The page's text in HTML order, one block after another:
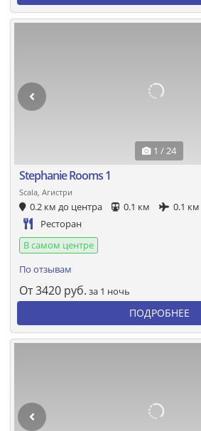
1 / 24
Stephanie Rooms 1
Scala, Агистри
0.2 км до центра 0.1 км
0.1 км
Ресторан
В самом центре
По отзывам
От3420 руб. за 1 ночь
ПОДРОБНЕЕ